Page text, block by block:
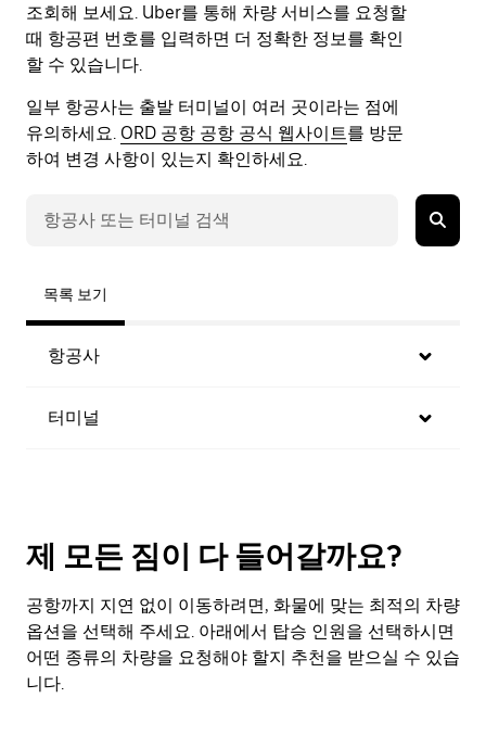
조회해 보세요. Uber를 통해 차량 서비스를 요청할
때 항공편 번호를 입력하면 더 정확한 정보를 확인
할 수 있습니다.
일부 항공사는 출발 터미널이 여러 곳이라는 점에
유의하세요. ORD 공항 공항 공식 웹사이트를 방문
하여 변경 사항이 있는지 확인하세요.
목록 보기
항공사
터미널
제 모든 짐이 다 들어갈까요?
공항까지 지연 없이 이동하려면, 화물에 맞는 최적의 차량
옵션을 선택해 주세요. 아래에서 탑승 인원을 선택하시면
어떤 종류의 차량을 요청해야 할지 추천을 받으실 수 있습
니다.